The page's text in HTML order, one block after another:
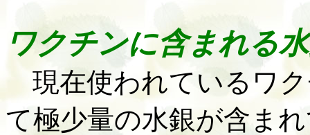
ワクチンに含まれる
現在使われているワ
て極少量の水銀が含ま